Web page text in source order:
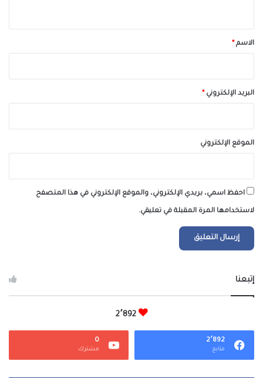
*الاسم*
البريد الإلكتروني*
الموقع الإلكتروني
احفظ اسمي، بريدي الإلكتروني، والموقع الإلكتروني في هذا المتصفح
لاستخدامها المرة المقبلة في تعليقي.
إتبعنا
2٬892
2٬892
متابع
0
مشترك